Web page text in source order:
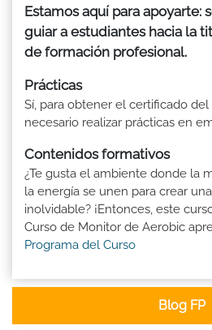
Estamos aquí para apoyarte:
guiar a estudiantes hacia la
de formación profesional.
Prácticas
Sí, para obtener el certificado
necesario realizar prácticas en
Contenidos formativos
¿Te gusta el ambiente donde la
la energía se unen para crear
inolvidable? ¡Entonces, este
Curso de Monitor de Aerobic
Programa del Curso
Blog FP